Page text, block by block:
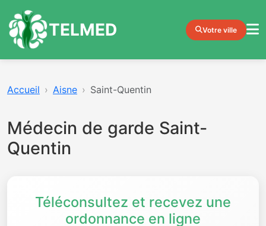
TELMED Votre ville
Accueil Aisne Saint-Quentin
Médecin de garde Saint-
Quentin
Téléconsultez et recevez une
ordonnance en ligne